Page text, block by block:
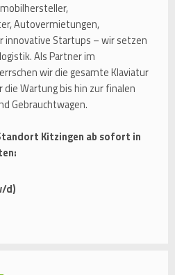
Autovermietungen,
innovative Startups – wir setzen
Als Partner im
wir die gesamte Klaviatur
Wartung bis hin zur finalen
Gebrauchtwagen.
Kitzingen ab sofort in
d)